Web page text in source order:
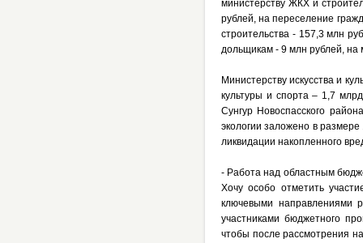
министерству ЖКХ и
рублей, на переселение
строительства - 157,3 млн
дольщикам - 9 млн рублей,
Министерству искусства и
культуры и спорта – 1,7
Сунгур Новоспасского
экологии заложено в
ликвидации накопленного
- Работа над областным
Хочу особо отметить
ключевыми направлениями
участниками бюджетного
чтобы после рассмотрения